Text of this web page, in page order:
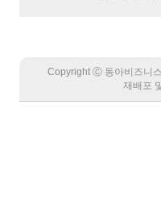
Copyright Ⓒ 동아비즈니
재배포